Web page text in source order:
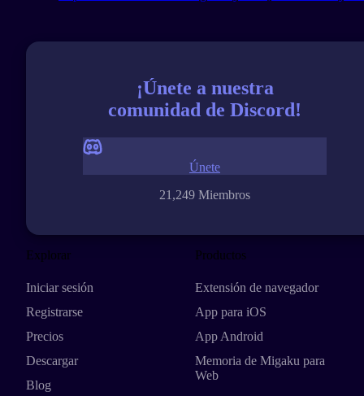
¡Únete a nuestra
comunidad de Discord!
21,249 Miembros
Únete
Explorar
Iniciar sesión
Registrarse
Precios
Descargar
Blog
Productos
Extensión de navegador
App para iOS
App Android
Memoria de Migaku para
Web